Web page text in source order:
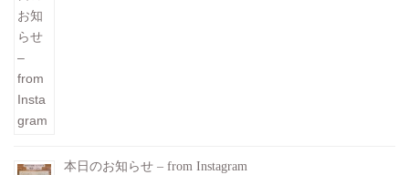
本日のお知らせ – from Instagram